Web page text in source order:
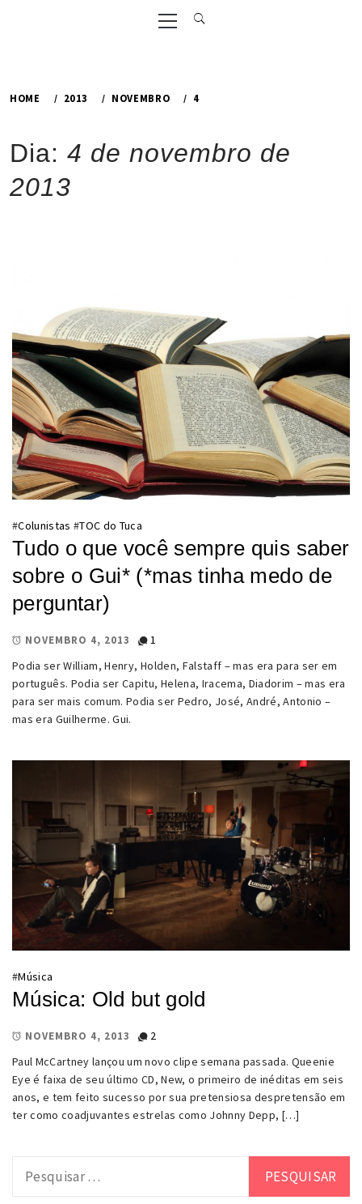
Primary
Menu
HOME 2013 NOVEMBRO 4
Dia: 4 de novembro de
2013
#Colunistas #TOC do Tuca
Tudo o que você sempre quis saber
sobre o Gui* (*mas tinha medo de
perguntar)
NOVEMBRO 4, 2013
1
Podia ser William, Henry, Holden, Falstaff – mas era para ser em
português. Podia ser Capitu, Helena, Iracema, Diadorim – mas era
para ser mais comum. Podia ser Pedro, José, André, Antonio –
mas era Guilherme. Gui.
#Música
Música: Old but gold
NOVEMBRO 4, 2013
2
Paul McCartney lançou um novo clipe semana passada. Queenie
Eye é faixa de seu último CD, New, o primeiro de inéditas em seis
anos, e tem feito sucesso por sua pretensiosa despretensão em
ter como coadjuvantes estrelas como Johnny Depp, […]